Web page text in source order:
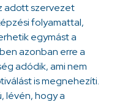
adott szervezet
folyamattal,
egymást a
azonban erre a
adódik, ami nem
is megnehezíti.
lévén, hogy a